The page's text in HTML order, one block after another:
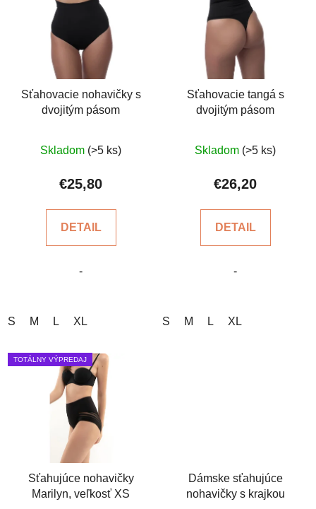
Sťahovacie nohavičky s
dvojitým pásom
hodnotenie
produktu
z
hviezdičiek.
Skladom (>5 ks)
€25,80
DETAIL
-
S M L XL
Sťahovacie tangá s
dvojitým pásom
hodnotenie
produktu
z
hviezdičiek.
Skladom (>5 ks)
€26,20
DETAIL
-
S M L XL
TOTÁLNY VÝPREDAJ
Sťahujúce nohavičky
Marilyn, veľkosť XS
Dámske sťahujúce
nohavičky s krajkou